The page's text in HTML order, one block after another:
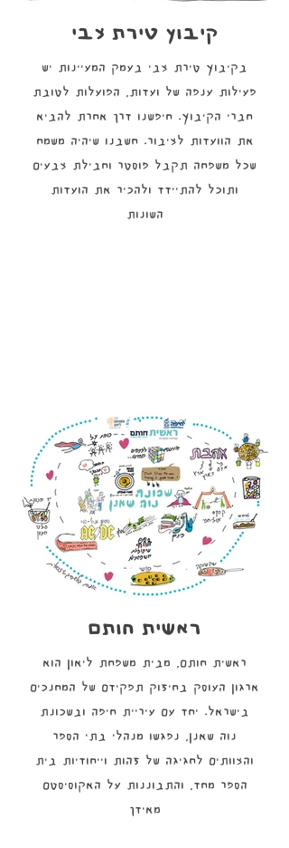
קיבוץ טירת צבי
בקיבוץ טירת צבי בעמק המעיינות יש
פעילות ענפה של ועדות, הפועלות לטובת
חברי הקיבוץ. חיפשנו דרך אחרת להביא
את הוועדות לציבור. חשבנו שיהיה משמח
שכל משפחה תקבל פוסטר וחבילת צבעים
ותוכל להתיידד ולהכיר את הועדות
השונות
ראשית חותם
ראשית חותם, מבית משפחת ליאון הוא
ארגון העוסק בחיזוק תפקידם של המחנכים
בישראל. יחד עם עיריית חיפה ובשכונת
נוה שאנן, נפגשו מנהלי בתי הספר
והצוותים לחגיגה של זהות וייחודיות בית
הספר מחד, והתבוננות על האקוסיסטם
מאידך